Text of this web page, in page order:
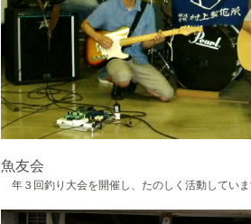
魚友会
年３回釣り大会を開催し、たのしく活動してい